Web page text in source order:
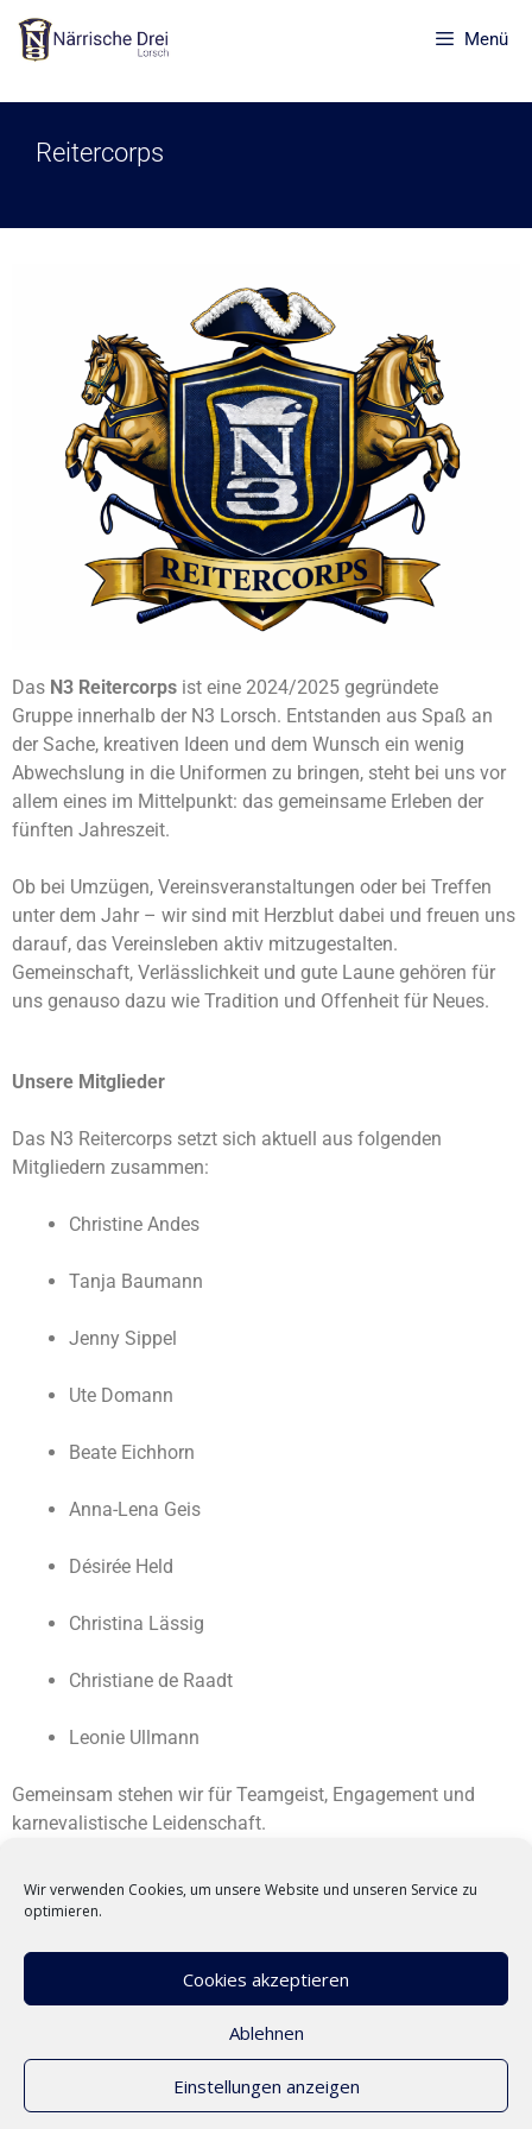
Wir verwenden Cookies, um unsere Website und unseren Service zu
optimieren.
Cookies akzeptieren
Ablehnen
Einstellungen anzeigen
Menü
Reitercorps
Das N3 Reitercorps ist eine 2024/2025 gegründete
Gruppe innerhalb der N3 Lorsch. Entstanden aus Spaß an
der Sache, kreativen Ideen und dem Wunsch ein wenig
Abwechslung in die Uniformen zu bringen, steht bei uns vor
allem eines im Mittelpunkt: das gemeinsame Erleben der
fünften Jahreszeit.
Ob bei Umzügen, Vereinsveranstaltungen oder bei Treffen
unter dem Jahr – wir sind mit Herzblut dabei und freuen uns
darauf, das Vereinsleben aktiv mitzugestalten.
Gemeinschaft, Verlässlichkeit und gute Laune gehören für
uns genauso dazu wie Tradition und Offenheit für Neues.
Unsere Mitglieder
Das N3 Reitercorps setzt sich aktuell aus folgenden
Mitgliedern zusammen:
Christine Andes
Tanja Baumann
Jenny Sippel
Ute Domann
Beate Eichhorn
Anna-Lena Geis
Désirée Held
Christina Lässig
Christiane de Raadt
Leonie Ullmann
Gemeinsam stehen wir für Teamgeist, Engagement und
karnevalistische Leidenschaft.
Kontakt
Ihr möchtet etwas wissen oder Teil von uns werden? Schreibt
tanja.baumann@N3-Lorsch.de
beate.eichhorn@N3-Lorsch.de
Kontakt Impressum Datenschutz